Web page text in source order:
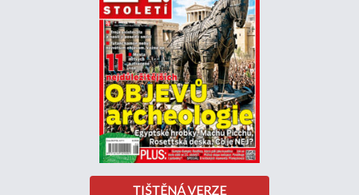
TIŠTĚNÁ VERZE